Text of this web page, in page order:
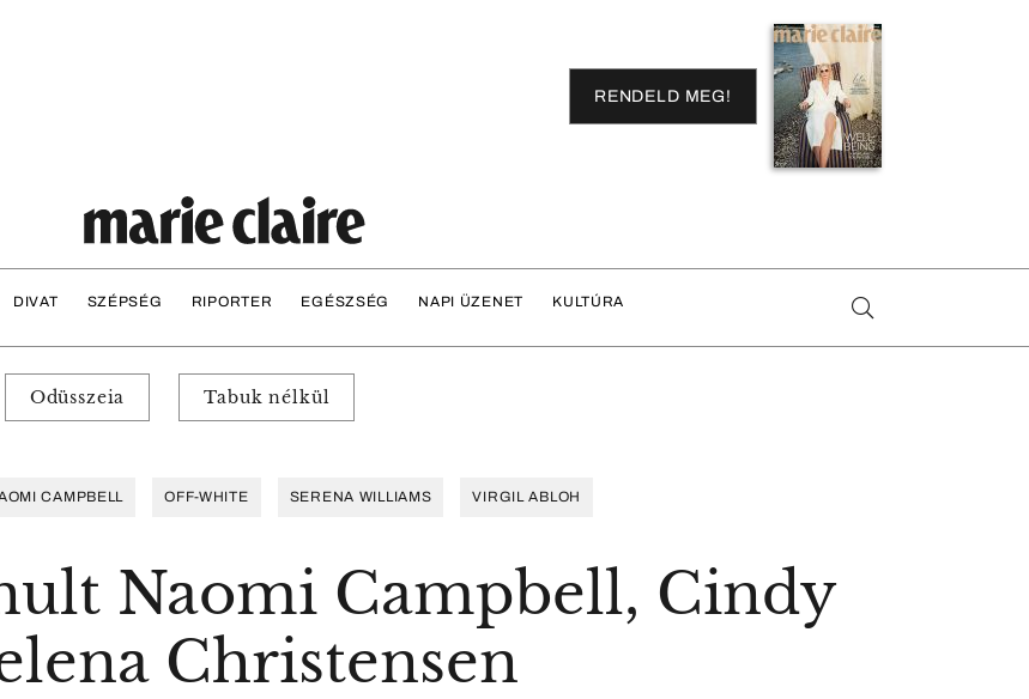
RENDELD MEG!
DIVAT SZÉPSÉG RIPORTER EGÉSZSÉG NAPI ÜZENET KULTÚRA
Odüsszeia Tabuk nélkül
CAMPBELL OFF-WHITE SERENA WILLIAMS VIRGIL ABLOH
Naomi Campbell, Cindy
Christensen